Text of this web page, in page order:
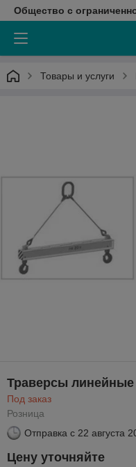
Общество с
Товары и услуги
Траверсы линейные
Под заказ
Розница
Отправка с 22 августа
Цену уточняйте